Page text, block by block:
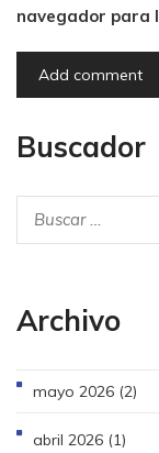
navegador para
Buscador
Archivo
mayo 2026 (2)
abril 2026 (1)